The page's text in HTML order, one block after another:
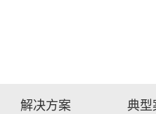
解决方案 典型